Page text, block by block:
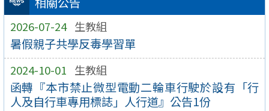
2026-07-24 生教組
暑假親子共學反毒學習單
2024-10-01 生教組
函轉『本市禁止微型電動二輪車行駛於設有「行
人及自行車專用標誌」人行道』公告1份